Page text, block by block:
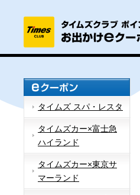
タイムズ スパ・レスタ
タイムズカー×富士急
ハイランド
タイムズカー×東京サ
マーランド